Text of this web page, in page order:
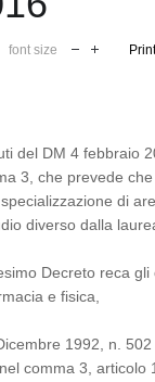
font size Print
del DM 4 febbraio
3, che prevede
di
diverso dalla
Decreto reca
e fisica,
1992, n.
comma 3, articolo